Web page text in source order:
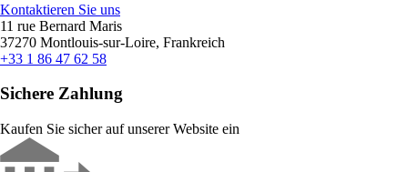
Kontaktieren Sie uns
11 rue Bernard Maris
37270 Montlouis-sur-Loire, Frankreich
+33 1 86 47 62 58
Sichere Zahlung
Kaufen Sie sicher auf unserer Website ein